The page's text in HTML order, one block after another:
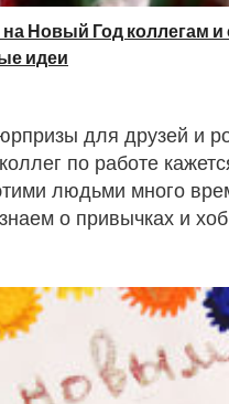
Новый Год коллегам
идеи
для друзей и
по работе
людьми много
о привычках и